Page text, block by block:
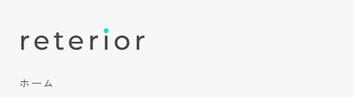
ホーム